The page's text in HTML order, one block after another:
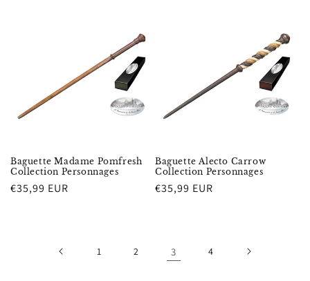
Baguette Madame Pomfresh
Collection Personnages
Prix
€35,99 EUR
Baguette Alecto Carrow
Collection Personnages
Prix
€35,99 EUR
1 2 3 4